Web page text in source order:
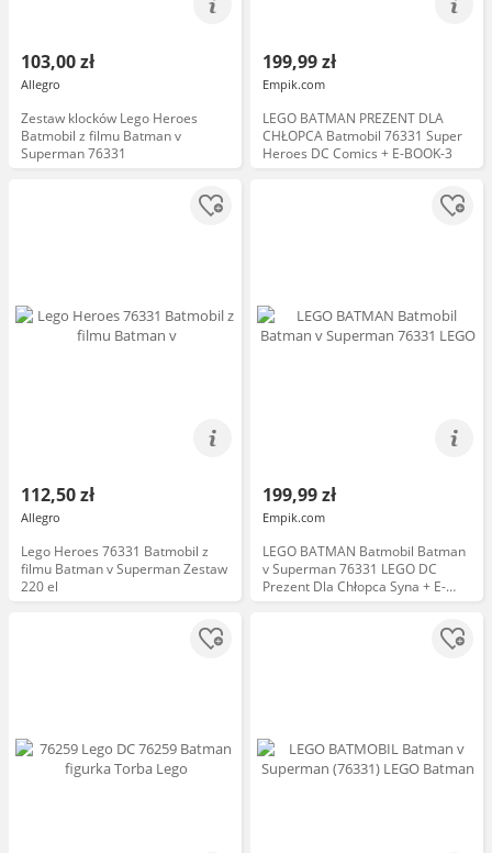
103,00 zł
Allegro
Zestaw klocków Lego Heroes
Batmobil z filmu Batman v
Superman 76331
199,99 zł
Empik.com
LEGO BATMAN PREZENT DLA
CHŁOPCA Batmobil 76331 Super
Heroes DC Comics + E-BOOK-3
112,50 zł
Allegro
Lego Heroes 76331 Batmobil z
filmu Batman v Superman Zestaw
220 el
199,99 zł
Empik.com
LEGO BATMAN Batmobil Batman
v Superman 76331 LEGO DC
Prezent Dla Chłopca Syna + E-
BOOK